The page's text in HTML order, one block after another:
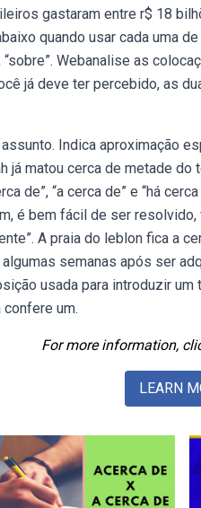
gastaram entre r$ 18
quando usar cada uma
Webanalise as
já deve ter percebido, as
Indica aproximação
já matou cerca de metade
de”, “a cerca de” e “há
é bem fácil de ser
A praia do leblon fica a
semanas após ser
usada para introduzir
um.
For more information,
LEARN